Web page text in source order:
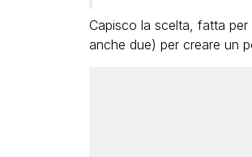
Capisco la scelta, fatta
anche due) per creare un